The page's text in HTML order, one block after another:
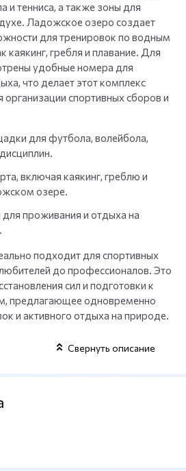
и тенниса, а также зоны для
Ладожское озеро создает
для тренировок по водным
каякинг, гребля и плавание. Для
удобные номера для
что делает этот комплекс
спортивных сборов и
для футбола, волейбола,
включая каякинг, греблю и
озере.
проживания и отдыха на
подходит для спортивных
до профессионалов. Это
сил и подготовки к
предлагающее одновременно
и активного отдыха на природе.
Свернуть описание